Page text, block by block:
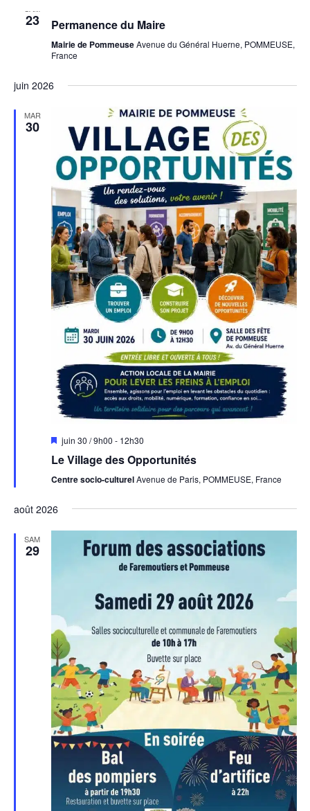
events
filtered
23 Permanence du Maire
Mairie de PommeuseAvenue du Général Huerne, POMMEUSE,
France
juin 2026
MAR
30
Mis
avant
juin 30 / 9h00 - 12h30
Le Village des Opportunités
Centre socio-culturelAvenue de Paris, POMMEUSE, France
août 2026
SAM
29